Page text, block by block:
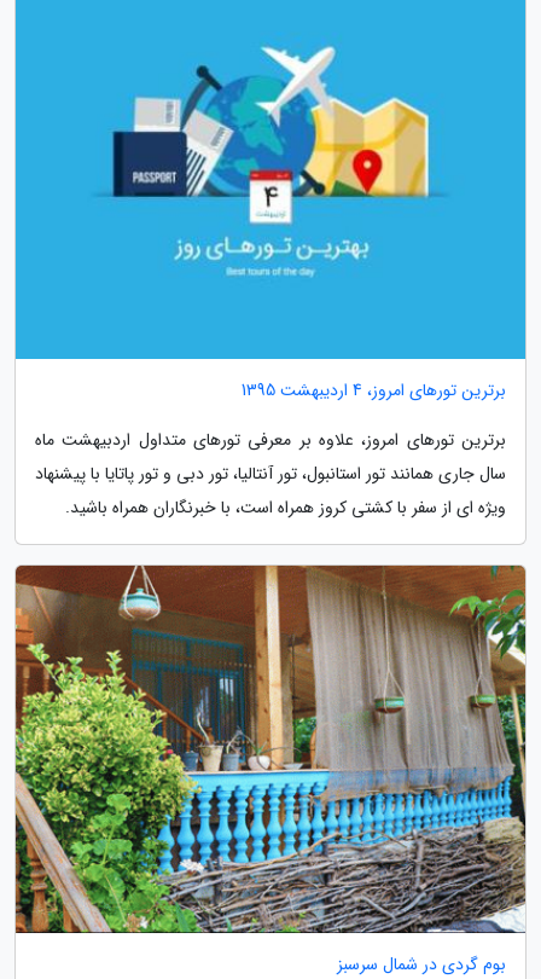
برترین تورهای امروز، 4 اردیبهشت 1395
برترین تورهای امروز، علاوه بر معرفی تورهای متداول اردبیهشت ماه
سال جاری همانند تور استانبول، تور آنتالیا، تور دبی و تور پاتایا با پیشنهاد
ویژه ای از سفر با کشتی کروز همراه است، با خبرنگاران همراه باشید.
بوم گردی در شمال سرسبز